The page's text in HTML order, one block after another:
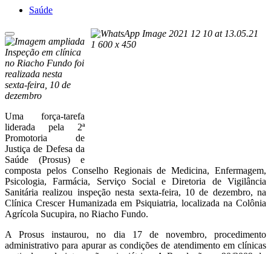
Saúde
Inspeção em clínica
no Riacho Fundo foi
realizada nesta
sexta-feira, 10 de
dezembro
Uma força-tarefa
liderada pela 2ª
Promotoria de
Justiça de Defesa da
Saúde (Prosus) e
composta pelos Conselho Regionais de Medicina, Enfermagem,
Psicologia, Farmácia, Serviço Social e Diretoria de Vigilância
Sanitária realizou inspeção nesta sexta-feira, 10 de dezembro, na
Clínica Crescer Humanizada em Psiquiatria, localizada na Colônia
Agrícola Sucupira, no Riacho Fundo.
A Prosus instaurou, no dia 17 de novembro, procedimento
administrativo para apurar as condições de atendimento em clínicas